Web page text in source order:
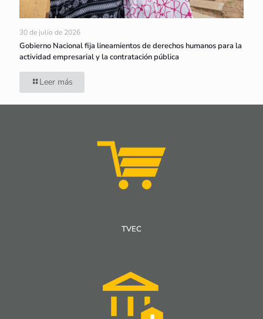
30 de julio de 2026
Gobierno Nacional fija lineamientos de derechos humanos para la
actividad empresarial y la contratación pública
Leer más
TVEC